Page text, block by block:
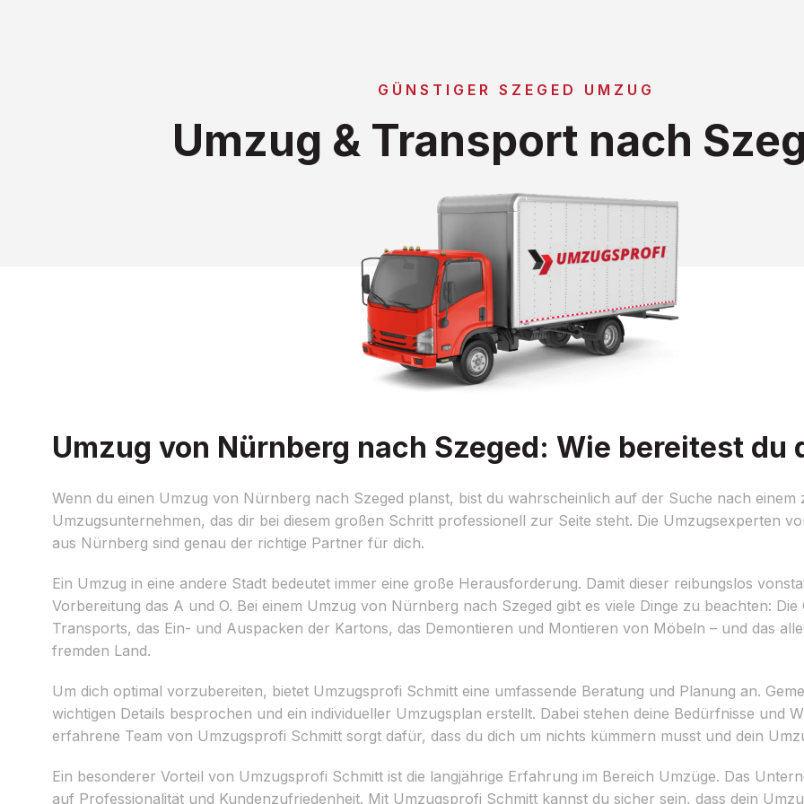
GÜNSTIGER SZEGED UMZUG
Umzug & Transport nach
Umzug von Nürnberg nach Szeged: Wie bereitest du
Wenn du einen Umzug von Nürnberg nach Szeged planst, bist du wahrscheinlich auf der Suche nach einem
Umzugsunternehmen, das dir bei diesem großen Schritt professionell zur Seite steht. Die Umzugsexperten
aus Nürnberg sind genau der richtige Partner für dich.
Ein Umzug in eine andere Stadt bedeutet immer eine große Herausforderung. Damit dieser reibungslos
Vorbereitung das A und O. Bei einem Umzug von Nürnberg nach Szeged gibt es viele Dinge zu beachten: Die
Transports, das Ein- und Auspacken der Kartons, das Demontieren und Montieren von Möbeln – und das
fremden Land.
Um dich optimal vorzubereiten, bietet Umzugsprofi Schmitt eine umfassende Beratung und Planung an.
wichtigen Details besprochen und ein individueller Umzugsplan erstellt. Dabei stehen deine Bedürfnisse und
erfahrene Team von Umzugsprofi Schmitt sorgt dafür, dass du dich um nichts kümmern musst und dein
Ein besonderer Vorteil von Umzugsprofi Schmitt ist die langjährige Erfahrung im Bereich Umzüge. Das
auf Professionalität und Kundenzufriedenheit. Mit Umzugsprofi Schmitt kannst du sicher sein, dass dein